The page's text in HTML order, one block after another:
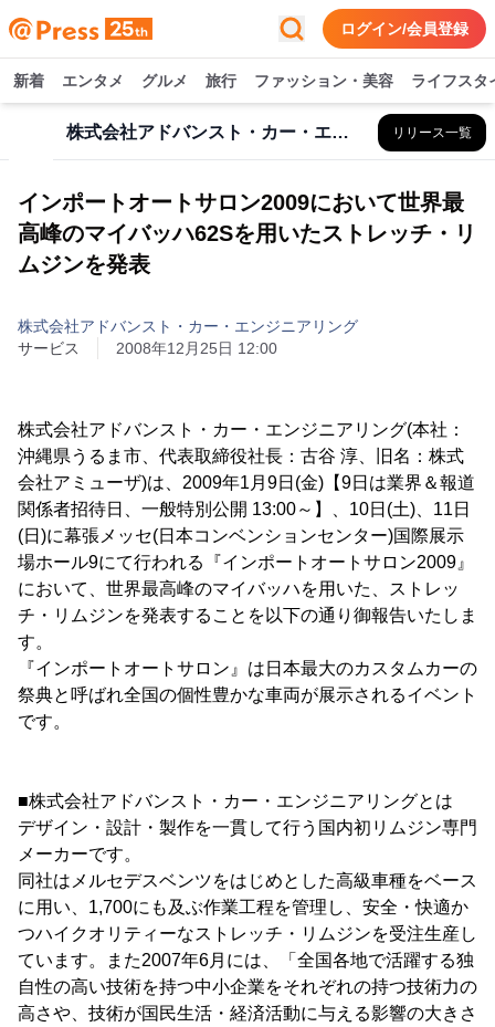
ログイン/会員登録
新着 エンタメ グルメ 旅行 ファッション・美容 ライフスタ
株式会社アドバンスト・カー・エンジニアリング リリース一覧
インポートオートサロン2009において世界最
高峰のマイバッハ62Sを用いたストレッチ・リ
ムジンを発表
株式会社アドバンスト・カー・エンジニアリング
サービス
2008年12月25日 12:00
株式会社アドバンスト・カー・エンジニアリング(本社：
沖縄県うるま市、代表取締役社長：古谷 淳、旧名：株式
会社アミューザ)は、2009年1月9日(金)【9日は業界＆報道
関係者招待日、一般特別公開 13:00～】、10日(土)、11日
(日)に幕張メッセ(日本コンベンションセンター)国際展示
場ホール9にて行われる『インポートオートサロン2009』
において、世界最高峰のマイバッハを用いた、ストレッ
チ・リムジンを発表することを以下の通り御報告いたしま
す。
『インポートオートサロン』は日本最大のカスタムカーの
祭典と呼ばれ全国の個性豊かな車両が展示されるイベント
です。
■株式会社アドバンスト・カー・エンジニアリングとは
デザイン・設計・製作を一貫して行う国内初リムジン専門
メーカーです。
同社はメルセデスベンツをはじめとした高級車種をベース
に用い、1,700にも及ぶ作業工程を管理し、安全・快適か
つハイクオリティーなストレッチ・リムジンを受注生産し
ています。また2007年6月には、「全国各地で活躍する独
自性の高い技術を持つ中小企業をそれぞれの持つ技術力の
高さや、技術が国民生活・経済活動に与える影響の大きさ